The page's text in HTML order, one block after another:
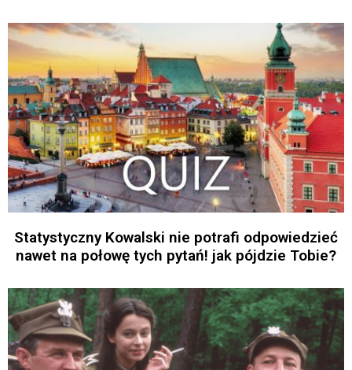
Statystyczny Kowalski nie potrafi odpowiedzieć
nawet na połowę tych pytań! jak pójdzie Tobie?